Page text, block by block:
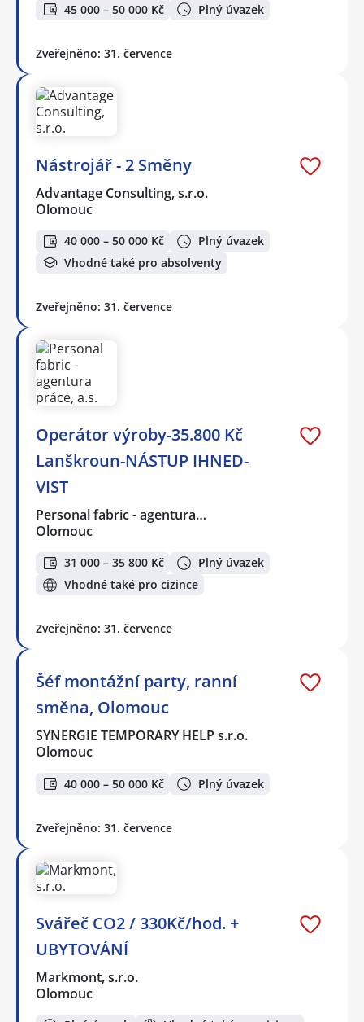
45 000 – 50 000 Kč Plný úvazek
Zveřejněno: 31. července
Nástrojář - 2 Směny
Advantage Consulting, s.r.o.
Olomouc
40 000 – 50 000 Kč
Plný úvazek
Vhodné také pro absolventy
Zveřejněno: 31. července
Operátor výroby-35.800 Kč
Lanškroun-NÁSTUP IHNED-
VIST
Personal fabric - agentura…
Olomouc
31 000 – 35 800 Kč
Plný úvazek
Vhodné také pro cizince
Zveřejněno: 31. července
Šéf montážní party, ranní
směna, Olomouc
SYNERGIE TEMPORARY HELP s.r.o.
Olomouc
40 000 – 50 000 Kč Plný úvazek
Zveřejněno: 31. července
Svářeč CO2 / 330Kč/hod. +
UBYTOVÁNÍ
Markmont, s.r.o.
Olomouc